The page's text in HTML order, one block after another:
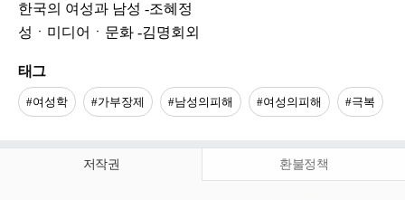
한국의 여성과 남성 -조혜정
성ㆍ미디어ㆍ문화 -김명회외
태그
#여성학 #가부장제 #남성의피해 #여성의피해 #극복
저작권 환불정책